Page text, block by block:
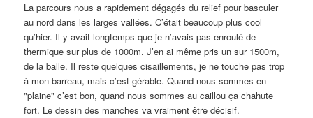
La parcours nous a rapidement dégagés du relief pour basculer
au nord dans les larges vallées. C’était beaucoup plus cool
qu’hier. Il y avait longtemps que je n’avais pas enroulé de
thermique sur plus de 1000m. J’en ai même pris un sur 1500m,
de la balle. Il reste quelques cisaillements, je ne touche pas trop
à mon barreau, mais c’est gérable. Quand nous sommes en
"plaine" c’est bon, quand nous sommes au caillou ça chahute
fort. Le dessin des manches va vraiment être décisif.